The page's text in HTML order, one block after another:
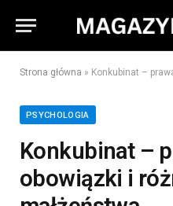
Strona główna » Konkubinat – prawa,
PSYCHOLOGIA
Konkubinat –
obowiązki i